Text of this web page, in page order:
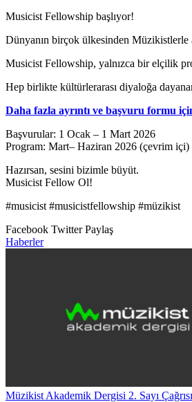
Musicist Fellowship başlıyor!
Dünyanın birçok ülkesinden Müzikistlerle
Musicist Fellowship, yalnızca bir elçilik
Hep birlikte kültürlerarası diyaloğa
Daha fazla ayrıntı ve başvuru formu
Başvurular: 1 Ocak – 1 Mart 2026
Program: Mart– Haziran 2026 (çevrim içi)
Hazırsan, sesini bizimle büyüt.
Musicist Fellow Ol!
#musicist #musicistfellowship #müzikist
Facebook Twitter Paylaş
Haberler
Müzikist Akademik Dergisi 2. Sayı Çağrısı